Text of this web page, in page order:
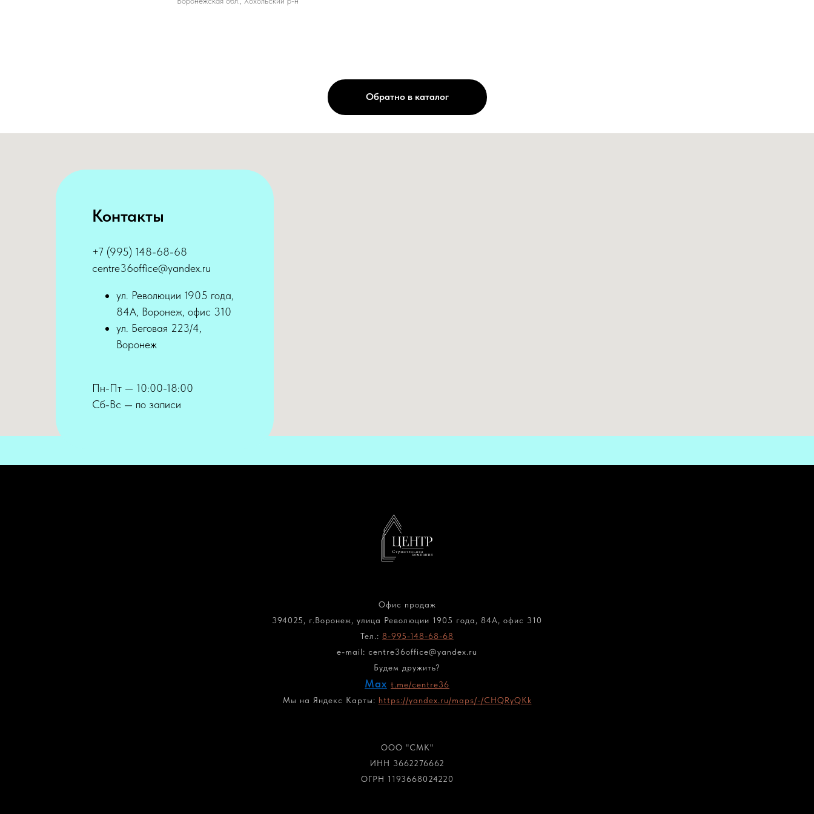
Обратно в каталог
Контакты
+7 (995) 148-68-68
centre36office@yandex.ru
ул. Революции 1905 года,
84А, Воронеж, офис 310
ул. Беговая 223/4,
Воронеж
Пн-Пт — 10:00-18:00
Сб-Вс — по записи
Офис продаж
394025, г.Воронеж, улица Революции 1905 года, 84А, офис 310
Тел.: 8-995-148-68-68
e-mail: centre36office@yandex.ru
Будем дружить?
Max t.me/centre36
Мы на Яндекс Карты: https://yandex.ru/maps/-/CHQRyQKk
ООО "СМК"
ИНН 3662276662
ОГРН 1193668024220